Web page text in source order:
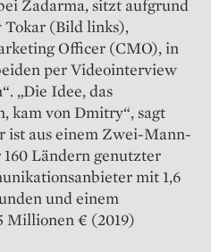
Zadarma, sitzt aufgrund
(Bild links),
Officer (CMO), in
per Videointerview
„Die Idee, das
kam von Dmitry“, sagt
ist aus einem Zwei-Mann-
Ländern genutzter
mit 1,6
und einem
Millionen € (2019)